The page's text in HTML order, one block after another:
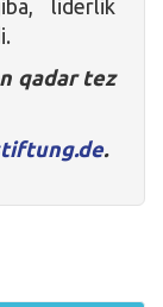
liderlik
qadar tez
.